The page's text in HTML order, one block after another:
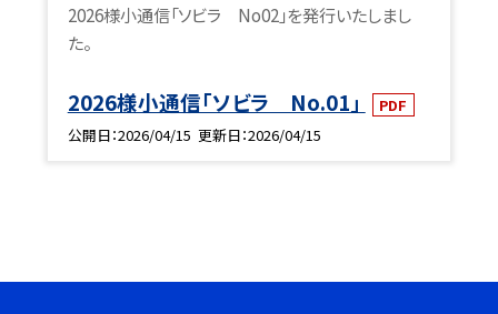
2026様小通信「ソビラ No02」を発行いたしまし
た。
2026様小通信「ソビラ No.01」
PDF
公開日 2026/04/15 更新日 2026/04/15